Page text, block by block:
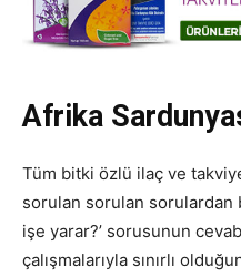
Afrika
Tüm bitki özlü ilaç ve
sorulan sorulan sorulardan
işe yarar?’ sorusunun
çalışmalarıyla sınırlı